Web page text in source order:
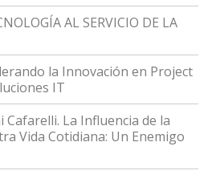
AL SERVICIO DE LA
la Innovación en Project
IT
Cafarelli. La Influencia de la
Vida Cotidiana: Un Enemigo